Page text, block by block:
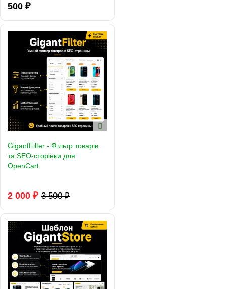
500 ₽
GigantFilter - Фільтр товарів
та SEO-сторінки для
OpenCart
2 000 ₽ 3 500 ₽